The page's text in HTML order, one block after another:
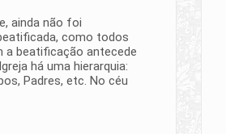
ainda não foi
como todos
a beatificação antecede
há uma hierarquia:
Padres, etc. No céu